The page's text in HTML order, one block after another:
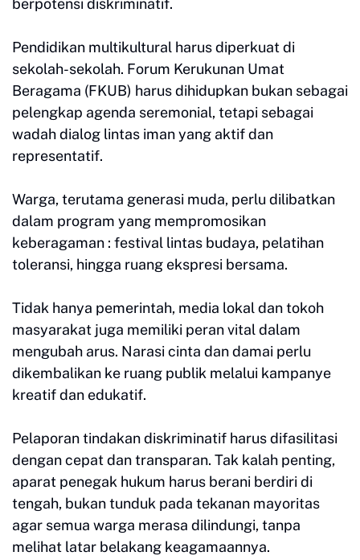
berpotensi diskriminatif.
Pendidikan multikultural harus diperkuat di
sekolah-sekolah. Forum Kerukunan Umat
Beragama (FKUB) harus dihidupkan bukan sebagai
pelengkap agenda seremonial, tetapi sebagai
wadah dialog lintas iman yang aktif dan
representatif.
Warga, terutama generasi muda, perlu dilibatkan
dalam program yang mempromosikan
keberagaman : festival lintas budaya, pelatihan
toleransi, hingga ruang ekspresi bersama.
Tidak hanya pemerintah, media lokal dan tokoh
masyarakat juga memiliki peran vital dalam
mengubah arus. Narasi cinta dan damai perlu
dikembalikan ke ruang publik melalui kampanye
kreatif dan edukatif.
Pelaporan tindakan diskriminatif harus difasilitasi
dengan cepat dan transparan. Tak kalah penting,
aparat penegak hukum harus berani berdiri di
tengah, bukan tunduk pada tekanan mayoritas
agar semua warga merasa dilindungi, tanpa
melihat latar belakang keagamaannya.